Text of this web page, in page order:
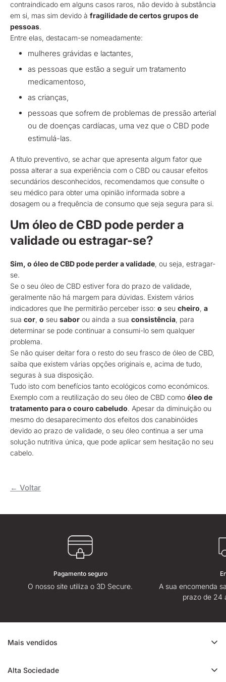
contraindicado em alguns casos raros, não devido à substância
em si, mas sim devido à fragilidade de certos grupos de
pessoas.
Entre elas, destacam-se nomeadamente:
mulheres grávidas e lactantes,
as pessoas que estão a seguir um tratamento
medicamentoso,
as crianças,
pessoas que sofrem de problemas de pressão arterial
ou de doenças cardíacas, uma vez que o CBD pode
estimulá-las.
A título preventivo, se achar que apresenta algum fator que
possa alterar a sua experiência com o CBD ou causar efeitos
secundários desconhecidos, recomendamos que consulte o
seu médico para obter uma opinião informada sobre a
dosagem ou a frequência de consumo que seja segura para si.
Um óleo de CBD pode perder a
validade ou estragar-se?
Sim, o óleo de CBD pode perder a validade, ou seja, estragar-
se.
Se o seu óleo de CBD estiver fora do prazo de validade,
geralmente não há margem para dúvidas. Existem vários
indicadores que lhe permitirão perceber isso: o seu cheiro, a
sua cor, o seu sabor ou ainda a sua consistência, para
determinar se pode continuar a consumi-lo sem qualquer
problema.
Se não quiser deitar fora o resto do seu frasco de óleo de CBD,
saiba que existem várias opções originais e, acima de tudo,
seguras à sua disposição.
Tudo isto com benefícios tanto ecológicos como económicos.
Exemplo com a reutilização do seu óleo de CBD como óleo de
tratamento para o couro cabeludo. Apesar da diminuição ou
mesmo do desaparecimento dos efeitos dos canabinóides
devido ao prazo de validade, o seu óleo continua a ser uma
solução nutritiva única, que pode aplicar sem hesitação no seu
cabelo.
← Voltar
Pagamento seguro
O nosso site utiliza o 3D Secure.
A sua encomenda
prazo de 24
Mais vendidos
Alta Sociedade